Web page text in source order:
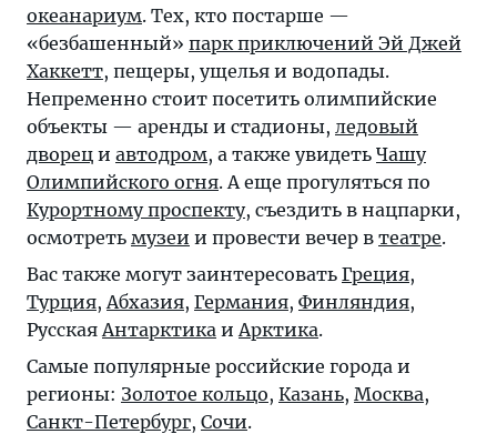
океанариум. Тех, кто постарше —
«безбашенный» парк приключений Эй Джей
Хаккетт, пещеры, ущелья и водопады.
Непременно стоит посетить олимпийские
объекты — аренды и стадионы, ледовый
дворец и автодром, а также увидеть Чашу
Олимпийского огня. А еще прогуляться по
Курортному проспекту, съездить в нацпарки,
осмотреть музеи и провести вечер в театре.
Вас также могут заинтересовать Греция,
Турция,Абхазия, Германия, Финляндия,
РусскаяАнтарктика иАрктика.
Самые популярные российские города и
регионы: Золотое кольцо, Казань, Москва,
Санкт-Петербург, Сочи.